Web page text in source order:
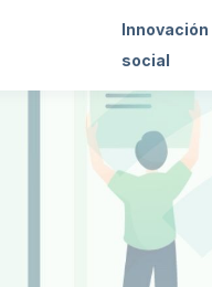
social